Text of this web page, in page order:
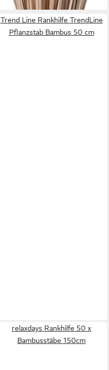
Trend Line Rankhilfe TrendLine
Pflanzstab Bambus 50 cm
relaxdays Rankhilfe 50 x
Bambusstäbe 150cm